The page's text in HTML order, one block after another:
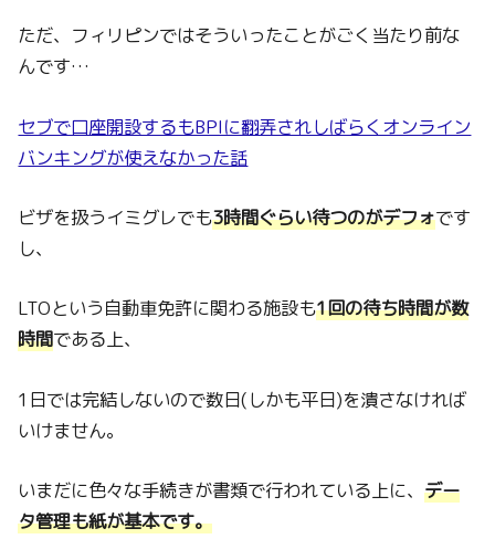
ただ、フィリピンではそういったことがごく当たり前な
んです…
セブで口座開設するもBPIに翻弄されしばらくオンライン
バンキングが使えなかった話
ビザを扱うイミグレでも3時間ぐらい待つのがデフォです
し、
LTOという自動車免許に関わる施設も1回の待ち時間が数
時間である上、
1日では完結しないので数日(しかも平日)を潰さなければ
いけません。
いまだに色々な手続きが書類で行われている上に、デー
タ管理も紙が基本です。